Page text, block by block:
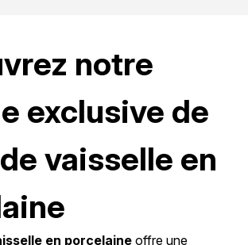
notre
exclusive de
vaisselle en
en porcelaine offre une